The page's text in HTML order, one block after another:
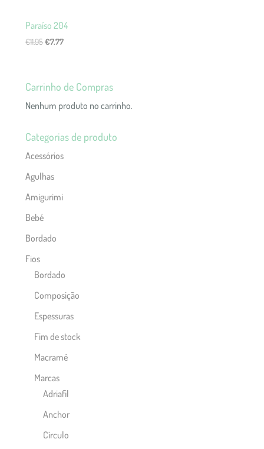
Paraíso 204
€11.95O
era:
€7.77O
é:
Carrinho de Compras
Nenhum produto no carrinho.
Categorias de produto
Acessórios
Agulhas
Amigurimi
Bebé
Bordado
Fios
Bordado
Composição
Espessuras
Fim de stock
Macramé
Marcas
Adriafil
Anchor
Círculo